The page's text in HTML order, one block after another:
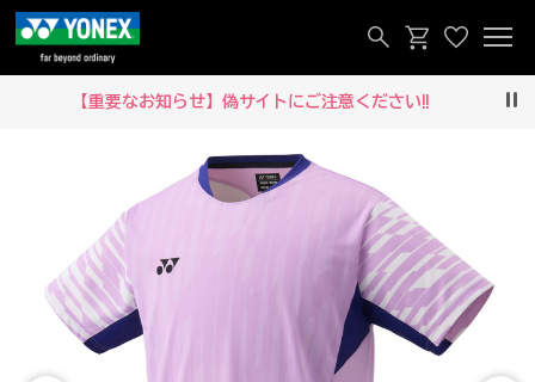
【重要なお知らせ】偽サイトにご注意ください‼